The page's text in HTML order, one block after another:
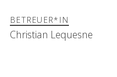
BETREUER*IN
Christian Lequesne